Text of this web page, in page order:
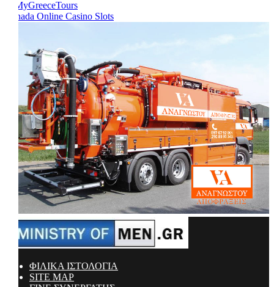
Canada Online Casino Slots
ΦΙΛΙΚΑ ΙΣΤΟΛΟΓΙΑ
SITE MAP